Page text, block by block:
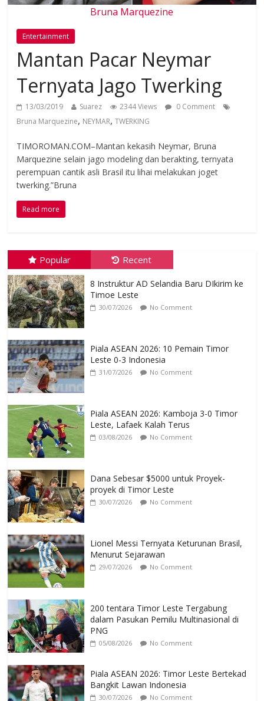
Bruna Marquezine
Entertainment
Mantan Pacar Neymar
Ternyata Jago Twerking
13/03/2019 Suarez 2344 Views
0 Comment
Bruna Marquezine, NEYMAR,TWERKING
TIMOROMAN.COM–Mantan kekasih Neymar, Bruna
Marquezine selain jago modeling dan berakting, ternyata
perempuan cantik asli Brasil itu lihai melakukan joget
twerking.”Bruna
Read more
Popular Recent
8 Instruktur AD Selandia Baru DIkirim ke
Timoe Leste
30/07/2026 No Comment
Piala ASEAN 2026: 10 Pemain Timor
Leste 0-3 Indonesia
31/07/2026 No Comment
Piala ASEAN 2026: Kamboja 3-0 Timor
Leste, Lafaek Kalah Terus
03/08/2026 No Comment
Dana Sebesar $5000 untuk Proyek-
proyek di Timor Leste
30/07/2026 No Comment
Lionel Messi Ternyata Keturunan Brasil,
Menurut Sejarawan
29/07/2026 No Comment
200 tentara Timor Leste Tergabung
dalam Pasukan Pemilu Multinasional di
PNG
05/08/2026 No Comment
Piala ASEAN 2026: Timor Leste Bertekad
Bangkit Lawan Indonesia
30/07/2026 No Comment